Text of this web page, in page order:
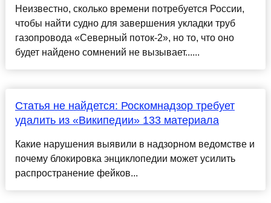
Неизвестно, сколько времени потребуется России,
чтобы найти судно для завершения укладки труб
газопровода «Северный поток-2», но то, что оно
будет найдено сомнений не вызывает......
Статья не найдется: Роскомнадзор требует
удалить из «Википедии» 133 материала
Какие нарушения выявили в надзорном ведомстве и
почему блокировка энциклопедии может усилить
распространение фейков...